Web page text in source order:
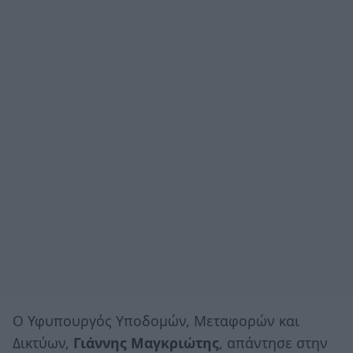
Ο Υφυπουργός Υποδομών, Μεταφορών και
Δικτύων, Γιάννης Μαγκριώτης, απάντησε στην